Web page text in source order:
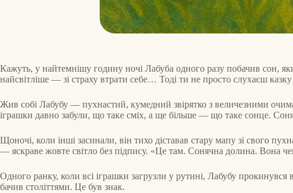
Кажуть, у найтемнішу годину ночі Лабуба одного разу побачив сон,
найсвітліше — зі страху втрати себе… Тоді ти не просто слухаєш
Жив собі Лабубу — пухнастий, кумедний звірятко з величезними
іграшки давно забули, що таке сміх, а ще більше — що таке сонце.
Щоночі, коли інші засинали, він тихо діставав стару мапу зі свого
— яскраве жовте світло без підпису. «Це там. Сонячна долина. Вона
Одного ранку, коли всі іграшки загрузли у рутині, Лабубу
бачив століттями. Це був знак.